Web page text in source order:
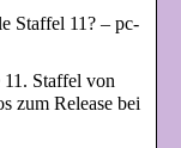
Staffel 11? – pc-
Staffel von
zum Release bei